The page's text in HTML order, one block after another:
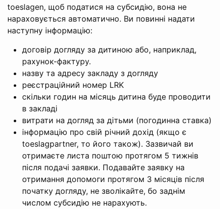
toeslagen, щоб податися на субсидію, вона не
нараховується автоматично. Ви повинні надати
наступну інформацію:
договір догляду за дитиною або, наприклад,
рахунок-фактуру.
назву та адресу закладу з догляду
реєстраційний номер LRK
скільки годин на місяць дитина буде проводити
в закладі
витрати на догляд за дітьми (погодинна ставка)
інформацію про свій річний дохід (якщо є
toeslagpartner, то його також). Зазвичай ви
отримаєте листа поштою протягом 5 тижнів
після подачі заявки. Подавайте заявку на
отримання допомоги протягом 3 місяців після
початку догляду, не зволікайте, бо заднім
числом субсидію не нарахують.